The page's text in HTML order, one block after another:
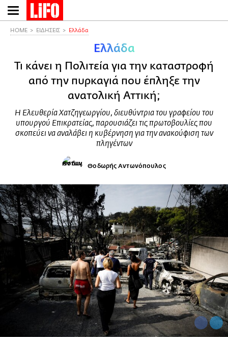
Παράκαμψη
προς
HOME ΕΙΔΗΣΕΙΣ Ελλάδα
Ελλάδα
Τι κάνει η Πολιτεία για την καταστροφή
από την πυρκαγιά που έπληξε την
ανατολική Αττική;
Η Ελευθερία Χατζηγεωργίου, διευθύντρια του γραφείου του
υπουργού Επικρατείας, παρουσιάζει τις πρωτοβουλίες που
σκοπεύει να αναλάβει η κυβέρνηση για την ανακούφιση των
πληγέντων
Θοδωρής Αντωνόπουλος